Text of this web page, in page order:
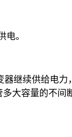
。
继续供给电
大容量的不间